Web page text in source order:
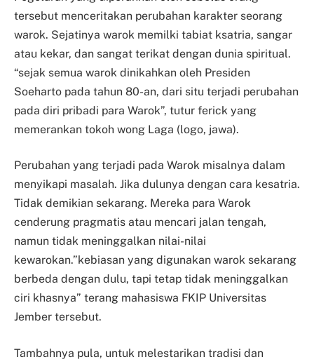
tersebut menceritakan perubahan karakter seorang
warok. Sejatinya warok memilki tabiat ksatria, sangar
atau kekar, dan sangat terikat dengan dunia spiritual.
“sejak semua warok dinikahkan oleh Presiden
Soeharto pada tahun 80-an, dari situ terjadi perubahan
pada diri pribadi para Warok”, tutur ferick yang
memerankan tokoh wong Laga (logo, jawa).
Perubahan yang terjadi pada Warok misalnya dalam
menyikapi masalah. Jika dulunya dengan cara kesatria.
Tidak demikian sekarang. Mereka para Warok
cenderung pragmatis atau mencari jalan tengah,
namun tidak meninggalkan nilai-nilai
kewarokan.”kebiasan yang digunakan warok sekarang
berbeda dengan dulu, tapi tetap tidak meninggalkan
ciri khasnya” terang mahasiswa FKIP Universitas
Jember tersebut.
Tambahnya pula, untuk melestarikan tradisi dan